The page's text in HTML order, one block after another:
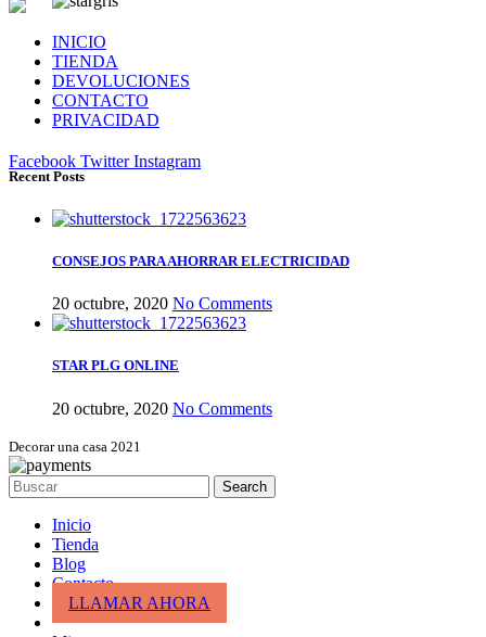
INICIO
TIENDA
DEVOLUCIONES
CONTACTO
PRIVACIDAD
Facebook Twitter Instagram
Recent Posts
CONSEJOS PARA AHORRAR ELECTRICIDAD
20 octubre, 2020 No Comments
STAR PLG ONLINE
20 octubre, 2020 No Comments
Decorar una casa 2021
Search
Inicio
Tienda
Blog
Contacto
LLAMAR AHORA